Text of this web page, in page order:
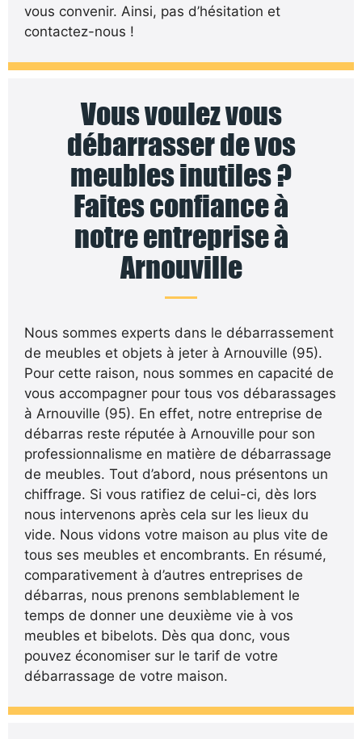
vous convenir. Ainsi, pas d’hésitation et
contactez-nous !
Vous voulez vous
débarrasser de vos
meubles inutiles ?
Faites confiance à
notre entreprise à
Arnouville
Nous sommes experts dans le débarrassement
de meubles et objets à jeter à Arnouville (95).
Pour cette raison, nous sommes en capacité de
vous accompagner pour tous vos débarassages
à Arnouville (95). En effet, notre entreprise de
débarras reste réputée à Arnouville pour son
professionnalisme en matière de débarrassage
de meubles. Tout d’abord, nous présentons un
chiffrage. Si vous ratifiez de celui-ci, dès lors
nous intervenons après cela sur les lieux du
vide. Nous vidons votre maison au plus vite de
tous ses meubles et encombrants. En résumé,
comparativement à d’autres entreprises de
débarras, nous prenons semblablement le
temps de donner une deuxième vie à vos
meubles et bibelots. Dès qua donc, vous
pouvez économiser sur le tarif de votre
débarrassage de votre maison.